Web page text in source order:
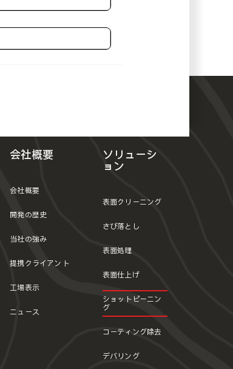
会社概要
会社概要
開発の歴史
当社の強み
提携クライアント
工場表示
ニュース
ソリューシ
ョン
表面クリーニング
さび落とし
表面処理
表面仕上げ
ショットピーニン
グ
コーティング除去
デバリング